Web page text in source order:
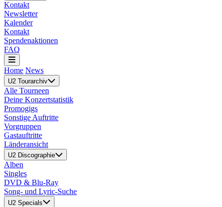
Kontakt
Newsletter
Kalender
Kontakt
Spendenaktionen
FAQ
Home News
U2 Tourarchiv
Alle Tourneen
Deine Konzertstatistik
Promogigs
Sonstige Auftritte
Vorgruppen
Gastauftritte
Länderansicht
U2 Discographie
Alben
Singles
DVD & Blu-Ray
Song- und Lyric-Suche
U2 Specials